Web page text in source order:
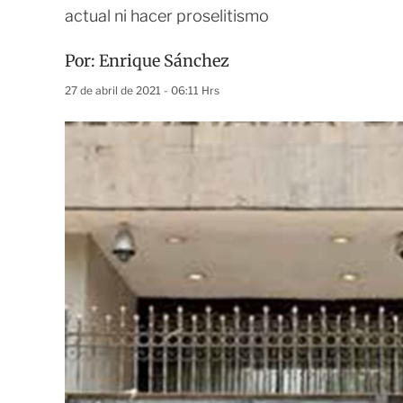
actual ni hacer proselitismo
Por: Enrique Sánchez
27 de abril de 2021 - 06:11 Hrs